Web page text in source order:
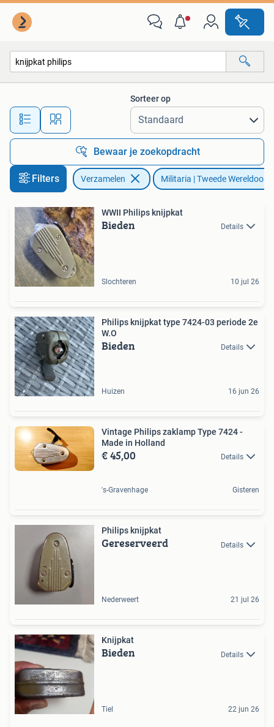
Alle afstanden…
Sorteer op
Bewaar je zoekopdracht
Filters Verzamelen Militaria | Tweede
WWII Philips knijpkat
Bieden Details
Slochteren 10 jul 26
Philips knijpkat type 7424-03 periode 2e
W.O
Bieden Details
Huizen 16 jun 26
Vintage Philips zaklamp Type 7424 -
Made in Holland
€ 45,00 Details
's-Gravenhage Gisteren
Philips knijpkat
Gereserveerd Details
Nederweert 21 jul 26
Knijpkat
Bieden Details
Tiel 22 jun 26